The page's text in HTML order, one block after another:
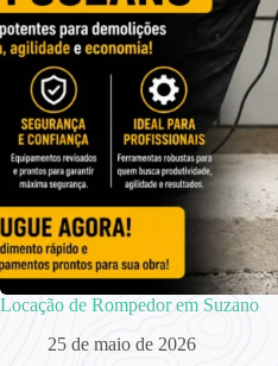
Locação de Rompedor em Suzano
25 de maio de 2026